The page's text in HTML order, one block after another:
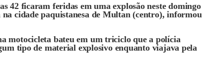
42 ficaram feridas em uma explosão neste domingo
na cidade paquistanesa de Multan (centro), informou
motocicleta bateu em um triciclo que a polícia
tipo de material explosivo enquanto viajava pela